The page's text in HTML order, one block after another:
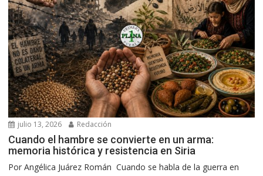
julio 13, 2026 Redacción
Cuando el hambre se convierte en un arma:
memoria histórica y resistencia en Siria
Por Angélica Juárez Román Cuando se habla de la guerra en